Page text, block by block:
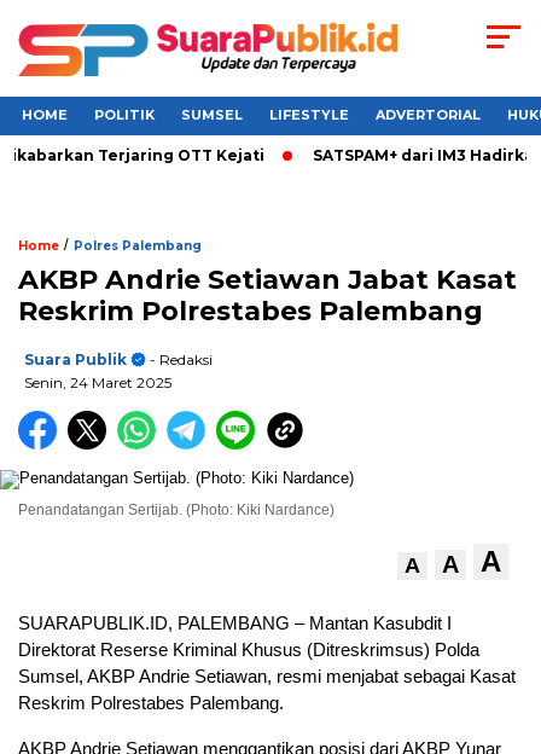
HOME POLITIK SUMSEL LIFESTYLE ADVERTORIAL
Terjaring OTT Kejati SATSPAM+ dari IM3
Home / Polres Palembang
AKBP Andrie Setiawan Jabat Kasat
Reskrim Polrestabes Palembang
Suara Publik
- Redaksi
Senin, 24 Maret 2025
Penandatangan Sertijab. (Photo: Kiki Nardance)
A A A
SUARAPUBLIK.ID, PALEMBANG – Mantan Kasubdit I
Direktorat Reserse Kriminal Khusus (Ditreskrimsus) Polda
Sumsel, AKBP Andrie Setiawan, resmi menjabat sebagai Kasat
Reskrim Polrestabes Palembang.
AKBP Andrie Setiawan menggantikan posisi dari AKBP Yunar